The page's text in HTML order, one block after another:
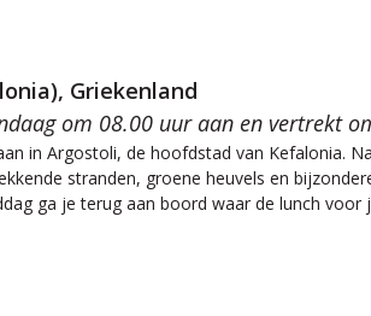
Griekenland
om 08.00 uur aan en vertrekt
in Argostoli, de hoofdstad van Kefalonia.
stranden, groene heuvels en
ga je terug aan boord waar de lunch